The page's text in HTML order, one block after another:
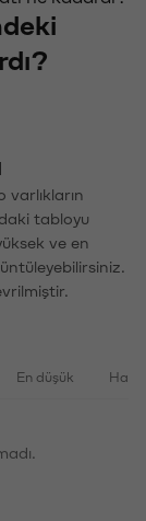
tabloyu
ve en
En düşük